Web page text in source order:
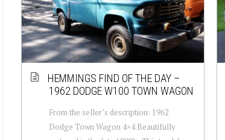
HEMMINGS FIND OF THE DAY –
1962 DODGE W100 TOWN WAGON
From the seller’s description: 1962
Dodge Town Wagon 4×4 Beautifully